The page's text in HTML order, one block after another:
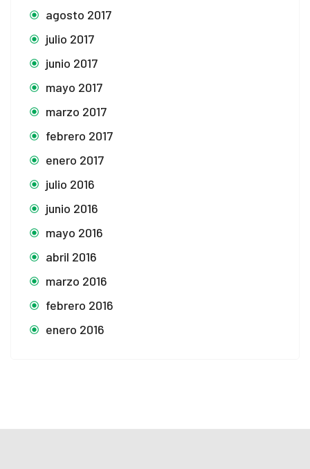
agosto 2017
julio 2017
junio 2017
mayo 2017
marzo 2017
febrero 2017
enero 2017
julio 2016
junio 2016
mayo 2016
abril 2016
marzo 2016
febrero 2016
enero 2016